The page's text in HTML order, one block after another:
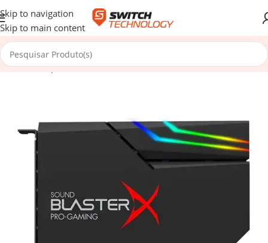
Skip to navigation
Skip to main content
Início/Componentes/Controladores/Placas de Som